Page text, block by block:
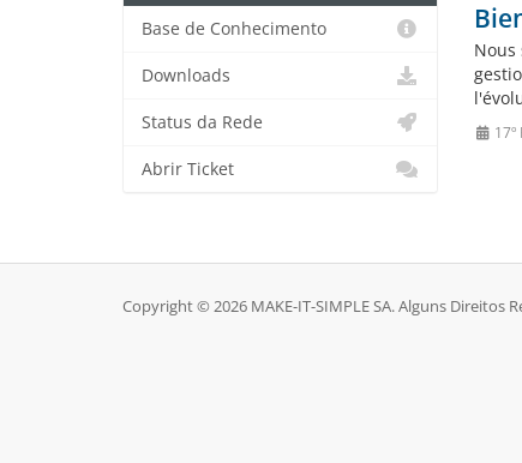
17º
Base de Conhecimento
Downloads
Status da Rede
Abrir Ticket
Copyright © 2026 MAKE-IT-SIMPLE SA. Alguns Direitos